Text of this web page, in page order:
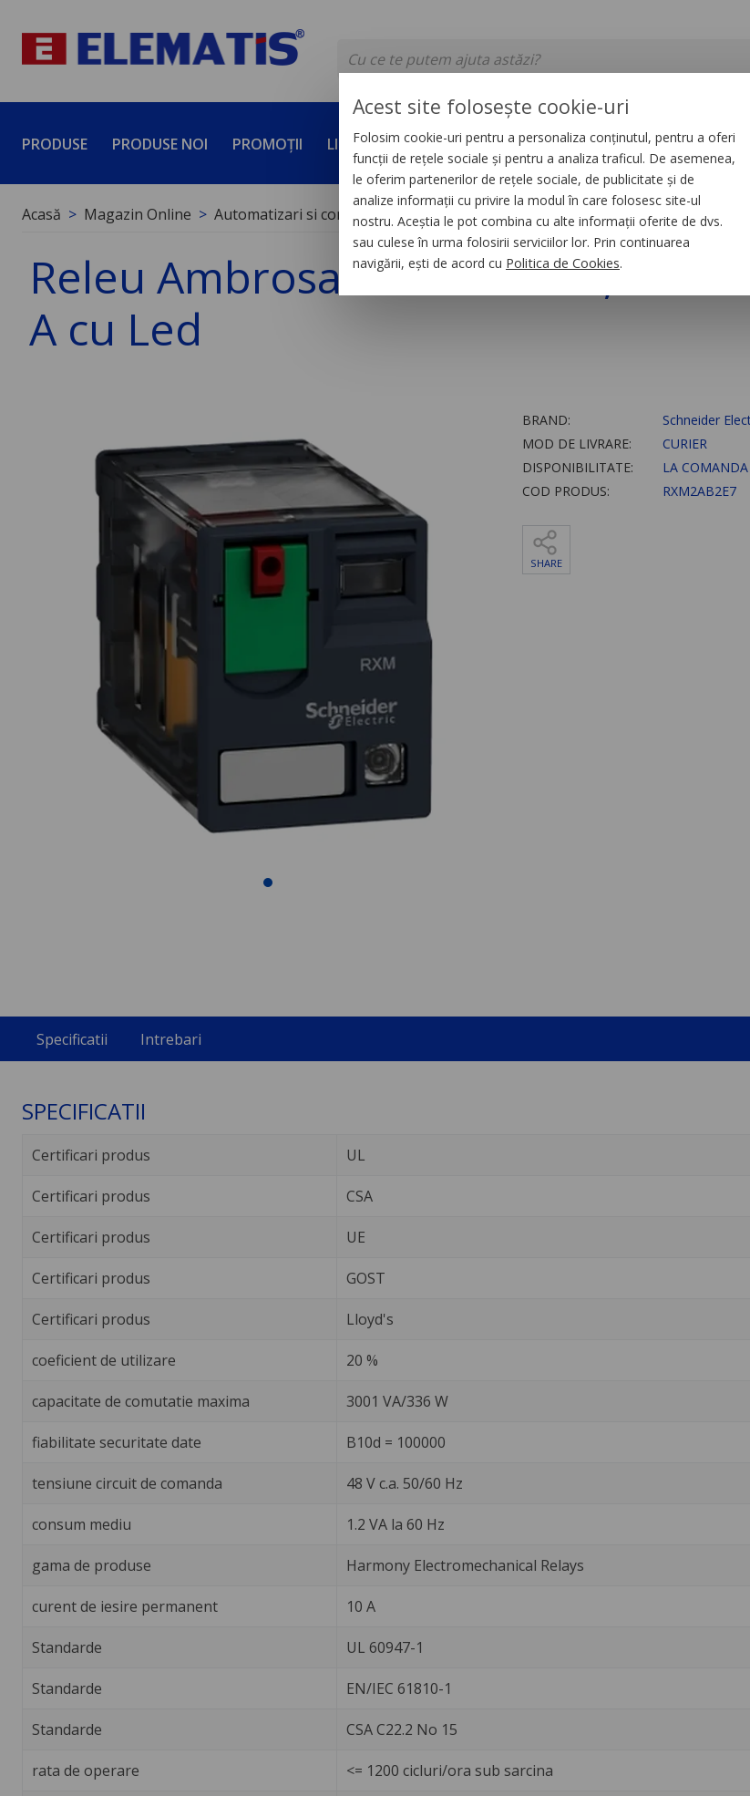
PRODUSE PRODUSE NOI PROMOȚII LICHIDĂRI DE STOC SERVICII DEVINO PARTENER
Acasă Magazin Online Automatizari si control industrial Relee
Releu Ambrosabil Miniatura, Zelio
A cu Led
BRAND:
Schneider
MOD DE LIVRARE:
CURIER
DISPONIBILITATE:
LA COMANDA
COD PRODUS:
RXM2AB2E7
SHARE
Specificatii Intrebari
SPECIFICATII
Certificari produs UL
Certificari produs CSA
Certificari produs UE
Certificari produs GOST
Certificari produs Lloyd's
coeficient de utilizare 20 %
capacitate de comutatie maxima 3001 VA/336 W
fiabilitate securitate date B10d = 100000
tensiune circuit de comanda 48 V c.a. 50/60 Hz
consum mediu 1.2 VA la 60 Hz
gama de produse Harmony Electromechanical Relays
curent de iesire permanent 10 A
Standarde UL 60947-1
Standarde EN/IEC 61810-1
Standarde CSA C22.2 No 15
rata de operare <= 1200 cicluri/ora sub sarcina
Acest site folosește cookie-uri
Folosim cookie-uri pentru a personaliza conținutul, pentru a oferi
funcții de rețele sociale și pentru a analiza traficul. De asemenea,
le oferim partenerilor de rețele sociale, de publicitate și de
analize informații cu privire la modul în care folosesc site-ul
nostru. Aceștia le pot combina cu alte informații oferite de dvs.
sau culese în urma folosirii serviciilor lor. Prin continuarea
navigării, ești de acord cu Politica de Cookies.